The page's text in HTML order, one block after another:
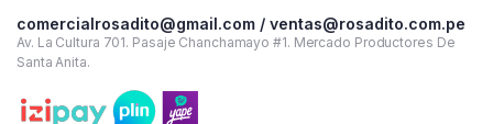
comercialrosadito@gmail.com / ventas@rosadito.com.pe
Av. La Cultura 701. Pasaje Chanchamayo #1. Mercado Productores De
Santa Anita.